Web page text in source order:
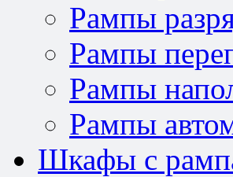
Рампы
Рампы
Рампы
Рампы
Шкафы с